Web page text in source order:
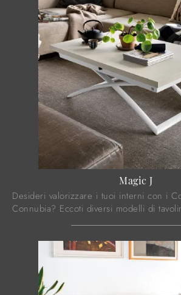
Magic J
Desideri valorizzare i tuoi interni con i
Connubia? Eccoti diversi modelli di